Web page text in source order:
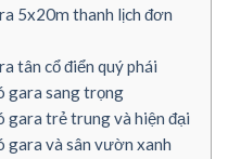
5x20m thanh lịch đơn
tân cổ điển quý phái
gara sang trọng
gara trẻ trung và hiện đại
gara và sân vườn xanh